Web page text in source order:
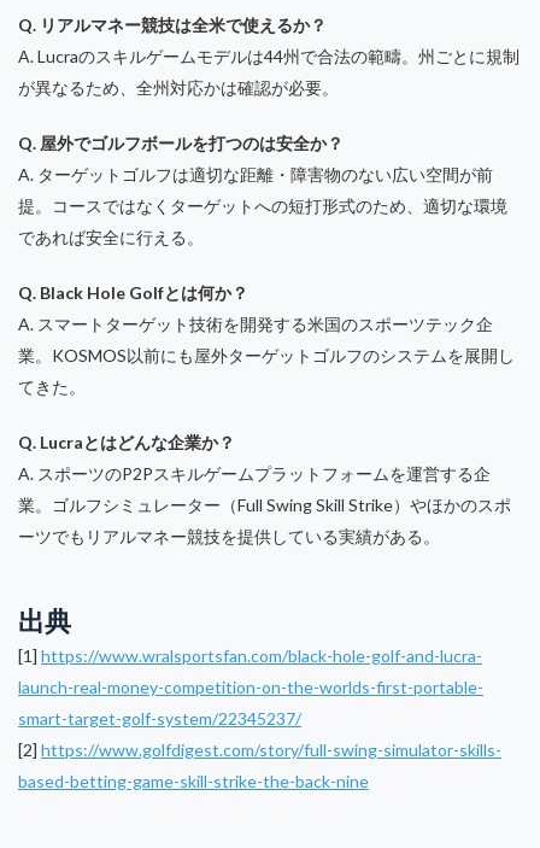
Q. リアルマネー競技は全米で使えるか？
A. Lucraのスキルゲームモデルは44州で合法の範疇。州ごとに規制
が異なるため、全州対応かは確認が必要。
Q. 屋外でゴルフボールを打つのは安全か？
A. ターゲットゴルフは適切な距離・障害物のない広い空間が前
提。コースではなくターゲットへの短打形式のため、適切な環境
であれば安全に行える。
Q. Black Hole Golfとは何か？
A. スマートターゲット技術を開発する米国のスポーツテック企
業。KOSMOS以前にも屋外ターゲットゴルフのシステムを展開し
てきた。
Q. Lucraとはどんな企業か？
A. スポーツのP2Pスキルゲームプラットフォームを運営する企
業。ゴルフシミュレーター（Full Swing Skill Strike）やほかのスポ
ーツでもリアルマネー競技を提供している実績がある。
出典
[1] https://www.wralsportsfan.com/black-hole-golf-and-lucra-
launch-real-money-competition-on-the-worlds-first-portable-
smart-target-golf-system/22345237/
[2] https://www.golfdigest.com/story/full-swing-simulator-skills-
based-betting-game-skill-strike-the-back-nine